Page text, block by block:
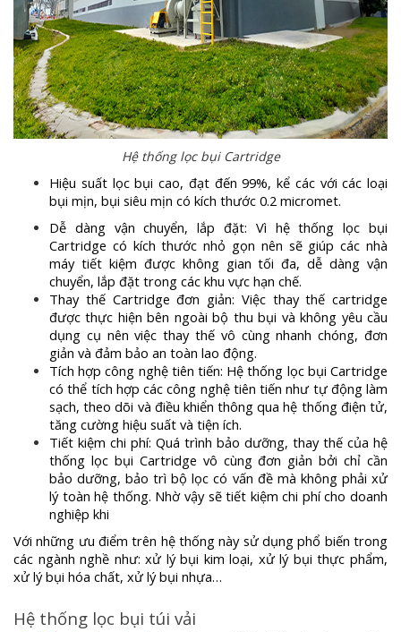
Hệ thống lọc bụi Cartridge
Hiệu suất lọc bụi cao, đạt đến 99%, kể các với các loại
bụi mịn, bụi siêu mịn có kích thước 0.2 micromet.
Dễ dàng vận chuyển, lắp đặt: Vì hệ thống lọc bụi
Cartridge có kích thước nhỏ gọn nên sẽ giúp các nhà
máy tiết kiệm được không gian tối đa, dễ dàng vận
chuyển, lắp đặt trong các khu vực hạn chế.
Thay thế Cartridge đơn giản: Việc thay thế cartridge
được thực hiện bên ngoài bộ thu bụi và không yêu cầu
dụng cụ nên việc thay thế vô cùng nhanh chóng, đơn
giản và đảm bảo an toàn lao động.
Tích hợp công nghệ tiên tiến: Hệ thống lọc bụi Cartridge
có thể tích hợp các công nghệ tiên tiến như tự động làm
sạch, theo dõi và điều khiển thông qua hệ thống điện tử,
tăng cường hiệu suất và tiện ích.
Tiết kiệm chi phí: Quá trình bảo dưỡng, thay thế của hệ
thống lọc bụi Cartridge vô cùng đơn giản bởi chỉ cần
bảo dưỡng, bảo trì bộ lọc có vấn đề mà không phải xử
lý toàn hệ thống. Nhờ vậy sẽ tiết kiệm chi phí cho doanh
nghiệp khi
Với những ưu điểm trên hệ thống này sử dụng phổ biến trong
các ngành nghề như: xử lý bụi kim loại, xử lý bụi thực phẩm,
xử lý bụi hóa chất, xử lý bụi nhựa…
Hệ thống lọc bụi túi vải